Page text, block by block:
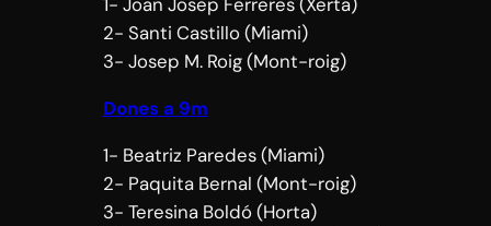
2- Santi Castillo (Miami)
3- Josep M. Roig (Mont-roig)
Dones a 9m
1- Beatriz Paredes (Miami)
2- Paquita Bernal (Mont-roig)
3- Teresina Boldó (Horta)